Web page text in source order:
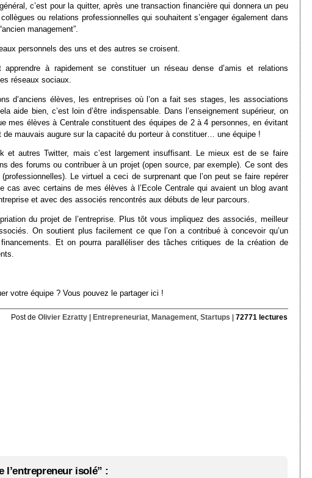
c’est pour la quitter, après une transaction financière qui donnera un peu
ou relations professionnelles qui souhaitent s’engager également dans
management”.
personnels des uns et des autres se croisent.
à rapidement se constituer un réseau dense d’amis et relations
réseaux sociaux.
d’anciens élèves, les entreprises où l’on a fait ses stages, les associations
bien, c’est loin d’être indispensable. Dans l’enseignement supérieur, on
mes élèves à Centrale constituent des équipes de 2 à 4 personnes, en évitant
mauvais augure sur la capacité du porteur à constituer… une équipe !
et autres Twitter, mais c’est largement insuffisant. Le mieux est de se faire
des forums ou contribuer à un projet (open source, par exemple). Ce sont des
Le virtuel a ceci de surprenant que l’on peut se faire repérer
avec certains de mes élèves à l’Ecole Centrale qui avaient un blog avant
et avec des associés rencontrés aux débuts de leur parcours.
du projet de l’entreprise. Plus tôt vous impliquez des associés, meilleur
On soutient plus facilement ce que l’on a contribué à concevoir qu’un
Et on pourra paralléliser des tâches critiques de la création de
votre équipe ? Vous pouvez le partager ici !
Post de Olivier Ezratty| Entrepreneuriat, Management, Startups 72771 lectures
isolé” :